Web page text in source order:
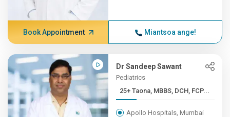
Book Appointment Miantsoa ange!
Dr Sandeep Sawant
Pediatrics
25+ Taona, MBBS, DCH, FCP...
Apollo Hospitals, Mumbai